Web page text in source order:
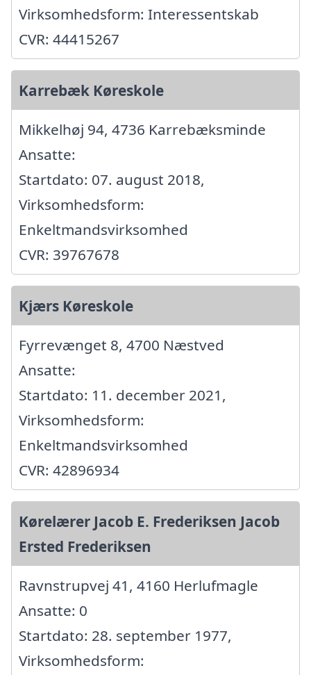
Virksomhedsform: Interessentskab
CVR: 44415267
Karrebæk Køreskole
Mikkelhøj 94, 4736 Karrebæksminde
Ansatte:
Startdato: 07. august 2018,
Virksomhedsform:
Enkeltmandsvirksomhed
CVR: 39767678
Kjærs Køreskole
Fyrrevænget 8, 4700 Næstved
Ansatte:
Startdato: 11. december 2021,
Virksomhedsform:
Enkeltmandsvirksomhed
CVR: 42896934
Kørelærer Jacob E. Frederiksen Jacob
Ersted Frederiksen
Ravnstrupvej 41, 4160 Herlufmagle
Ansatte: 0
Startdato: 28. september 1977,
Virksomhedsform: